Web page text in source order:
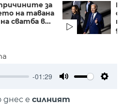
за
на тавана
сватба в...
-01:29
е силният